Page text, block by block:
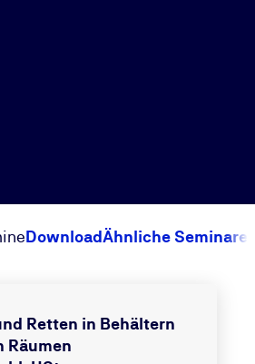
DownloadÄhnliche Seminare
Retten in Behältern
Räumen